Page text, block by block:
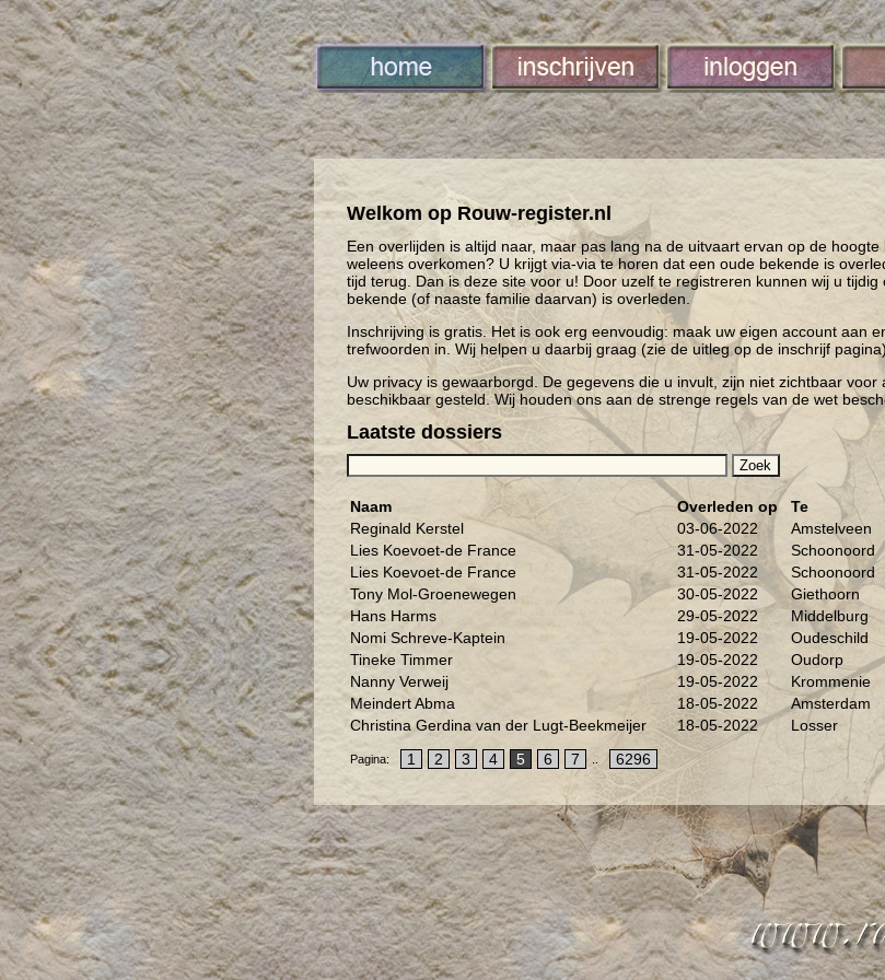
Welkom op Rouw-register.nl
Een overlijden is altijd naar, maar pas lang na de uitvaart ervan op de
weleens overkomen? U krijgt via-via te horen dat een oude bekende is
tijd terug. Dan is deze site voor u! Door uzelf te registreren kunnen wij u
bekende (of naaste familie daarvan) is overleden.
Inschrijving is gratis. Het is ook erg eenvoudig: maak uw eigen account aan
trefwoorden in. Wij helpen u daarbij graag (zie de uitleg op de inschrijf pagina).
Uw privacy is gewaarborgd. De gegevens die u invult, zijn niet zichtbaar
beschikbaar gesteld. Wij houden ons aan de strenge regels van de wet
Laatste dossiers
Naam Overleden op
Te
Reginald Kerstel
03-06-2022 Amstelveen
Lies Koevoet-de France
31-05-2022 Schoonoord
Lies Koevoet-de France
31-05-2022 Schoonoord
Tony Mol-Groenewegen
30-05-2022 Giethoorn
Hans Harms
29-05-2022 Middelburg
Nomi Schreve-Kaptein
19-05-2022 Oudeschild
Tineke Timmer
19-05-2022 Oudorp
Nanny Verweij
19-05-2022 Krommenie
Meindert Abma
18-05-2022 Amsterdam
Christina Gerdina van der Lugt-Beekmeijer
18-05-2022 Losser
Pagina: 1 2 3 4 5 6 7 6296